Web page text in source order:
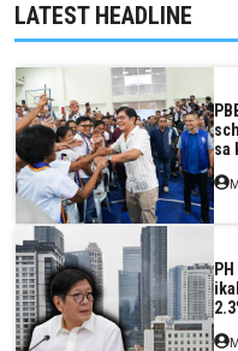
LATEST HEADLINE
sa